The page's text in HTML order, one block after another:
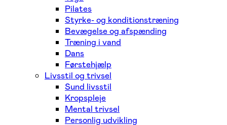
Pilates
Styrke- og konditionstræning
Bevægelse og afspænding
Træning i vand
Dans
Førstehjælp
Livsstil og trivsel
Sund livsstil
Kropspleje
Mental trivsel
Personlig udvikling